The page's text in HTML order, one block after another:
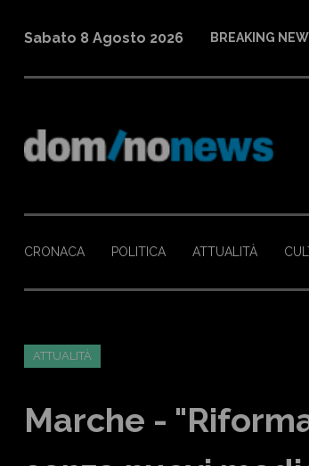
Sabato 8 Agosto 2026 BREAKING
CRONACA POLITICA ATTUALITÀ
ATTUALITÀ
Marche -